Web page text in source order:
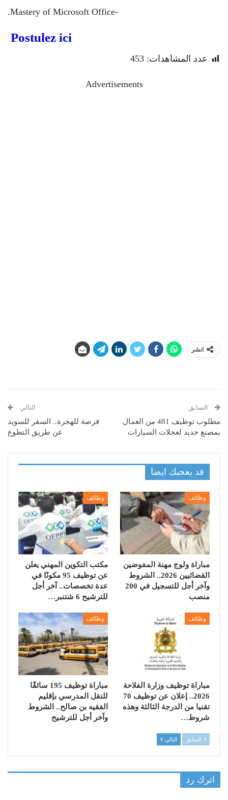
-Mastery of Microsoft Office.
Postulez ici
عدد المشاهدات: 453
Advertisements
انشر
السابق
مطلوب توظيف 481 من العمال
بمصنع جديد لعجلات السيارات
التالي
فرصة للهجرة.. السفر للسويد
عن طريق التطوع
قد يعجبك ايضا
وظائف
مباراة ولوج مهنة المفوضين
القضائيين 2026.. الشروط
وآخر أجل للتسجيل في 200
منصب
وظائف
مكتب التكوين المهني يعلن
عن توظيف 95 مكونًا في
عدة تخصصات.. آخر أجل
للترشيح 6 شتنبر…
وظائف
مباراة توظيف وزارة الفلاحة
2026.. إعلان عن توظيف 70
تقنيا من الدرجة الثالثة وهذه
شروط…
وظائف
مباراة توظيف 195 سائقًا
للنقل المدرسي بإقليم
الفقيه بن صالح.. الشروط
وآخر أجل للترشيح
السابق التالي
اترك رد